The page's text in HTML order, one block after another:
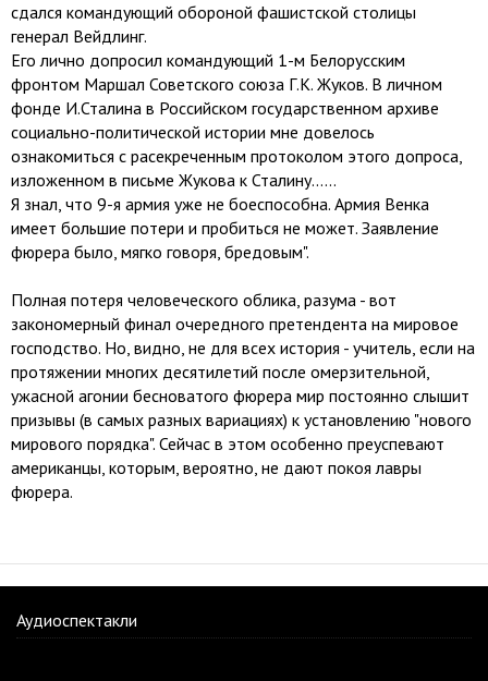
сдался командующий обороной фашистской столицы
генерал Вейдлинг.
Его лично допросил командующий 1-м Белорусским
фронтом Маршал Советского союза Г.К. Жуков. В личном
фонде И.Сталина в Российском государственном архиве
социально-политической истории мне довелось
ознакомиться с расекреченным протоколом этого допроса,
изложенном в письме Жукова к Сталину......
Я знал, что 9-я армия уже не боеспособна. Армия Венка
имеет большие потери и пробиться не может. Заявление
фюрера было, мягко говоря, бредовым".
Полная потеря человеческого облика, разума - вот
закономерный финал очередного претендента на мировое
господство. Но, видно, не для всех история - учитель, если на
протяжении многих десятилетий после омерзительной,
ужасной агонии бесноватого фюрера мир постоянно слышит
призывы (в самых разных вариациях) к установлению "нового
мирового порядка". Сейчас в этом особенно преуспевают
американцы, которым, вероятно, не дают покоя лавры
фюрера.
Аудиоспектакли